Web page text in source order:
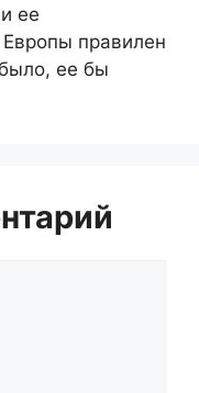
ее
правилен
ее бы